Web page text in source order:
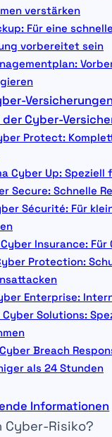
verstärken
Für eine
vorbereitet sein
der Cyber-
Protect:
Cyber Up: Speziell
Secure: Schnelle
Sécurité: Für
Insurance: Für
Protection:
Enterprise:
Cyber Solutions:
Breach
als 24 Stunden
Informationen
Cyber-Risiko?